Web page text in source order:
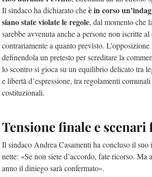
Il sindaco ha dichiarato cheè in corso
siano state violate le regole, dal momento che
sarebbe avvenuta anche a persone non iscritte
contrariamente a quanto previsto. L’opposizione
definendola un pretesto per screditare la
lo scontro si gioca su un equilibrio delicato tra
e libertà d’espressione, tra regolamenti
costituzionali.
Tensione finale e
Il sindaco Andrea Casamenti ha concluso il suo
nette: «Se non siete d’accordo, fate ricorso. Ma
anno il diniego sarà confermato».